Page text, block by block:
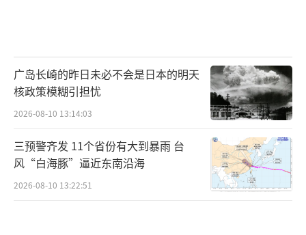
广岛长崎的昨日未必不会是日本的明天
核政策模糊引担忧
2026-08-10 13:14:03
三预警齐发 11个省份有大到暴雨 台
风“白海豚”逼近东南沿海
2026-08-10 13:22:51